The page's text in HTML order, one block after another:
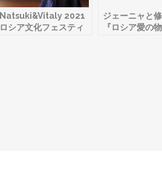
Natsuki&Vitaly 2021
ロシア文化フェスティ
ジェーニャと
『ロシア愛の